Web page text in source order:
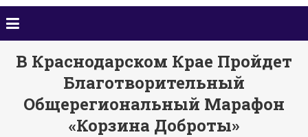
В Краснодарском Крае Пройдет
Благотворительный
Общерегиональный Марафон
«Корзина Доброты»